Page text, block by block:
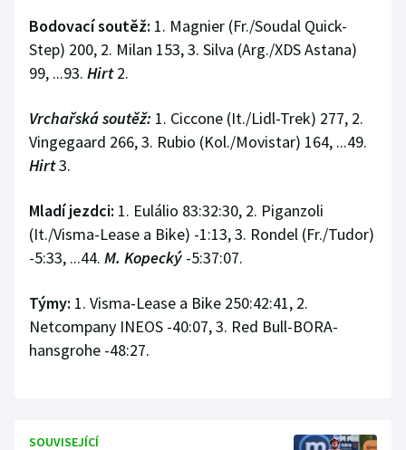
Bodovací soutěž: 1. Magnier (Fr./Soudal Quick-
Step) 200, 2. Milan 153, 3. Silva (Arg./XDS Astana)
99, ...93. Hirt2.
Vrchařská soutěž: 1. Ciccone (It./Lidl-Trek) 277, 2.
Vingegaard 266, 3. Rubio (Kol./Movistar) 164, ...49.
Hirt3.
Mladí jezdci: 1. Eulálio 83:32:30, 2. Piganzoli
(It./Visma-Lease a Bike) -1:13, 3. Rondel (Fr./Tudor)
-5:33, ...44. M. Kopecký -5:37:07.
Týmy: 1. Visma-Lease a Bike 250:42:41, 2.
Netcompany INEOS -40:07, 3. Red Bull-BORA-
hansgrohe -48:27.
SOUVISEJÍCÍ